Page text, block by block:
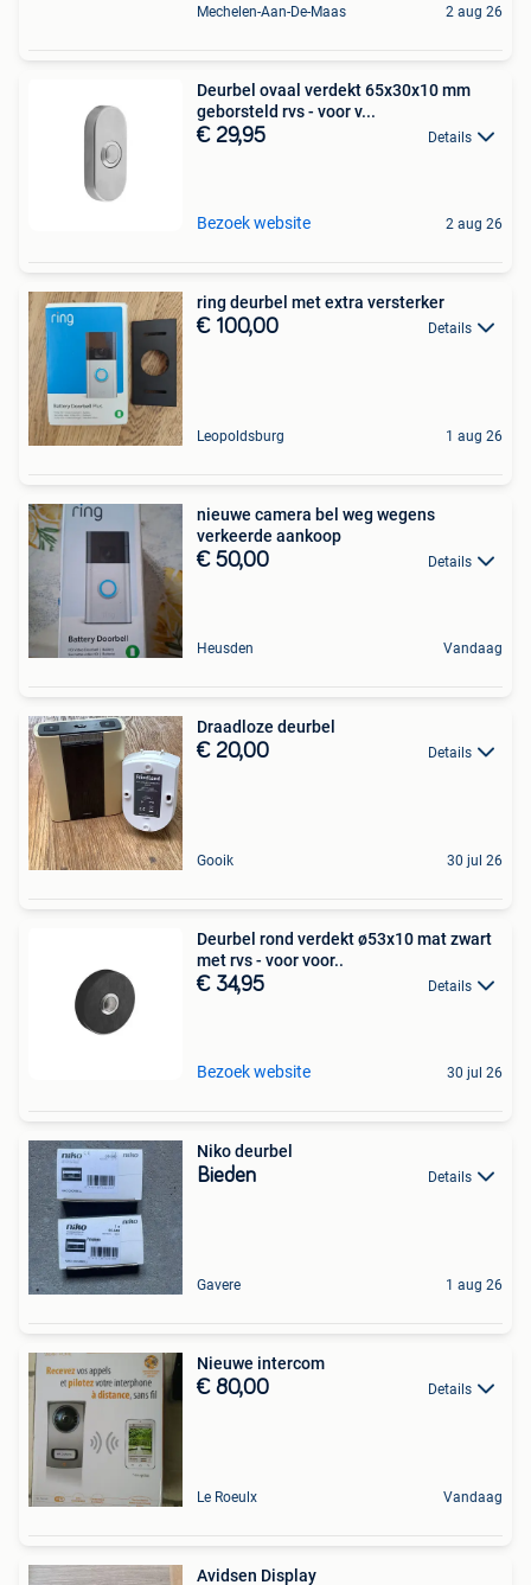
Mechelen-Aan-De-Maas 2 aug 26
Deurbel ovaal verdekt 65x30x10 mm
geborsteld rvs - voor v...
€ 29,95 Details
Bezoek website 2 aug 26
ring deurbel met extra versterker
€ 100,00 Details
Leopoldsburg 1 aug 26
nieuwe camera bel weg wegens
verkeerde aankoop
€ 50,00 Details
Heusden Vandaag
Draadloze deurbel
€ 20,00 Details
Gooik 30 jul 26
Deurbel rond verdekt ø53x10 mat zwart
met rvs - voor voor..
€ 34,95 Details
Bezoek website 30 jul 26
Niko deurbel
Bieden Details
Gavere 1 aug 26
Nieuwe intercom
€ 80,00 Details
Le Roeulx Vandaag
Avidsen Display